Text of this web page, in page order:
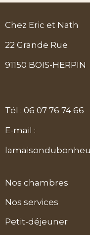
Chez Eric et Nath
22 Grande Rue
91150 BOIS-HERPIN
Tél : 06 07 76 74 66
E-mail :
Nos chambres
Nos services
Petit-déjeuner